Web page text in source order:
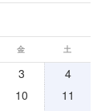
金 土
3
4
10
11